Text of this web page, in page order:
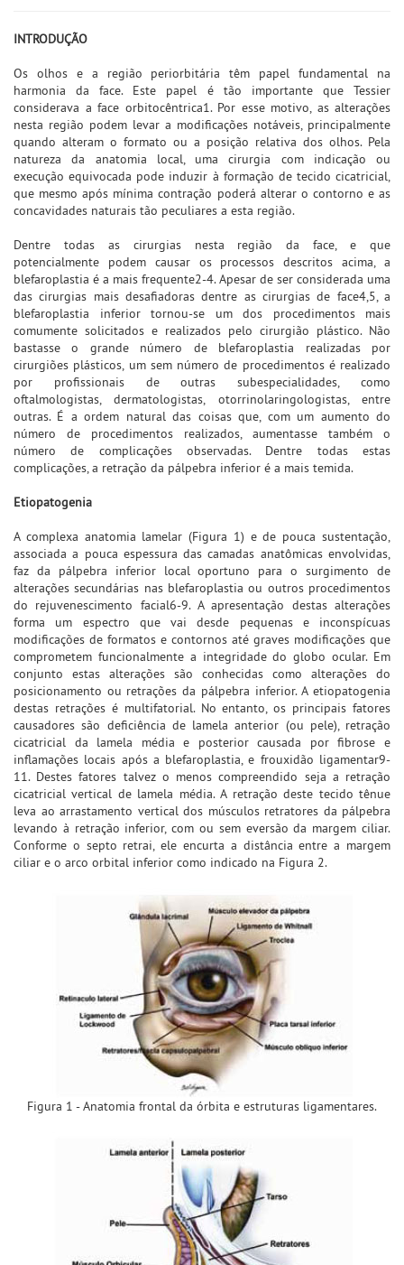
INTRODUÇÃO
Os olhos e a região periorbitária têm papel fundamental na
harmonia da face. Este papel é tão importante que Tessier
considerava a face orbitocêntrica1. Por esse motivo, as alterações
nesta região podem levar a modificações notáveis, principalmente
quando alteram o formato ou a posição relativa dos olhos. Pela
natureza da anatomia local, uma cirurgia com indicação ou
execução equivocada pode induzir à formação de tecido cicatricial,
que mesmo após mínima contração poderá alterar o contorno e as
concavidades naturais tão peculiares a esta região.
Dentre todas as cirurgias nesta região da face, e que
potencialmente podem causar os processos descritos acima, a
blefaroplastia é a mais frequente2-4. Apesar de ser considerada uma
das cirurgias mais desafiadoras dentre as cirurgias de face4,5, a
blefaroplastia inferior tornou-se um dos procedimentos mais
comumente solicitados e realizados pelo cirurgião plástico. Não
bastasse o grande número de blefaroplastia realizadas por
cirurgiões plásticos, um sem número de procedimentos é realizado
por profissionais de outras subespecialidades, como
oftalmologistas, dermatologistas, otorrinolaringologistas, entre
outras. É a ordem natural das coisas que, com um aumento do
número de procedimentos realizados, aumentasse também o
número de complicações observadas. Dentre todas estas
complicações, a retração da pálpebra inferior é a mais temida.
Etiopatogenia
A complexa anatomia lamelar (Figura 1) e de pouca sustentação,
associada a pouca espessura das camadas anatômicas envolvidas,
faz da pálpebra inferior local oportuno para o surgimento de
alterações secundárias nas blefaroplastia ou outros procedimentos
do rejuvenescimento facial6-9. A apresentação destas alterações
forma um espectro que vai desde pequenas e inconspícuas
modificações de formatos e contornos até graves modificações que
comprometem funcionalmente a integridade do globo ocular. Em
conjunto estas alterações são conhecidas como alterações do
posicionamento ou retrações da pálpebra inferior. A etiopatogenia
destas retrações é multifatorial. No entanto, os principais fatores
causadores são deficiência de lamela anterior (ou pele), retração
cicatricial da lamela média e posterior causada por fibrose e
inflamações locais após a blefaroplastia, e frouxidão ligamentar9-
11. Destes fatores talvez o menos compreendido seja a retração
cicatricial vertical de lamela média. A retração deste tecido tênue
leva ao arrastamento vertical dos músculos retratores da pálpebra
levando à retração inferior, com ou sem eversão da margem ciliar.
Conforme o septo retrai, ele encurta a distância entre a margem
ciliar e o arco orbital inferior como indicado na Figura 2.
Figura 1 - Anatomia frontal da órbita e estruturas ligamentares.